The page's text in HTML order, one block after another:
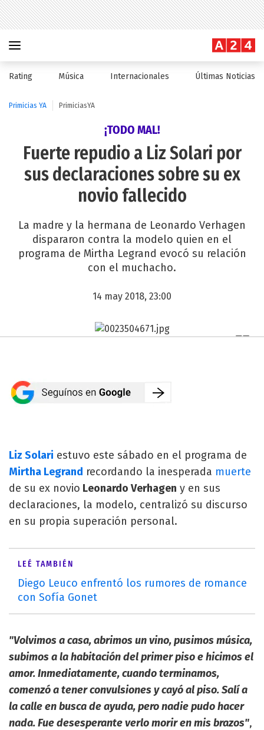
Rating Música Internacionales Últimas Noticias
Primicias YA PrimiciasYA
¡TODO MAL!
Fuerte repudio a Liz Solari por
sus declaraciones sobre su ex
novio fallecido
La madre y la hermana de Leonardo Verhagen
dispararon contra la modelo quien en el
programa de Mirtha Legrand evocó su relación
con el muchacho.
14 may 2018, 23:00
Liz Solari estuvo este sábado en el programa de
Mirtha Legrand recordando la inesperada muerte
de su ex novio Leonardo Verhagen y en sus
declaraciones, la modelo, centralizó su discurso
en su propia superación personal.
LEÉ TAMBIÉN
Diego Leuco enfrentó los rumores de romance
con Sofía Gonet
"Volvimos a casa, abrimos un vino, pusimos música,
subimos a la habitación del primer piso e hicimos el
amor. Inmediatamente, cuando terminamos,
comenzó a tener convulsiones y cayó al piso. Salí a
la calle en busca de ayuda, pero nadie pudo hacer
nada. Fue desesperante verlo morir en mis brazos",